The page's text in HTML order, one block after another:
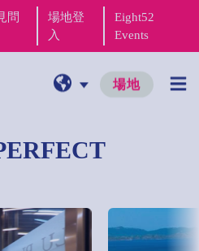
問
場地登
入
Eight52
Events
場地